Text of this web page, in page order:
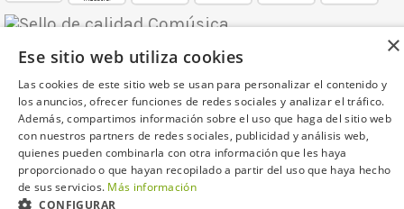
Multisononline.com - Promusica Extremadura S.L. -
B06238638 - C/Arturo Barea 19, 06011 Badajoz - Tel
956531346
×
Ese sitio web utiliza cookies
Las cookies de este sitio web se usan para personalizar el contenido y
los anuncios, ofrecer funciones de redes sociales y analizar el tráfico.
Además, compartimos información sobre el uso que haga del sitio web
con nuestros partners de redes sociales, publicidad y análisis web,
quienes pueden combinarla con otra información que les haya
proporcionado o que hayan recopilado a partir del uso que haya hecho
de sus servicios. Más información
CONFIGURAR